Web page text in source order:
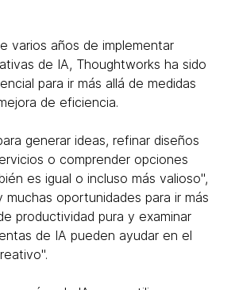
varios años de implementar
de IA, Thoughtworks ha sido
para ir más allá de medidas
de eficiencia.
generar ideas, refinar diseños
o comprender opciones
es igual o incluso más valioso",
muchas oportunidades para ir más
productividad pura y examinar
de IA pueden ayudar en el